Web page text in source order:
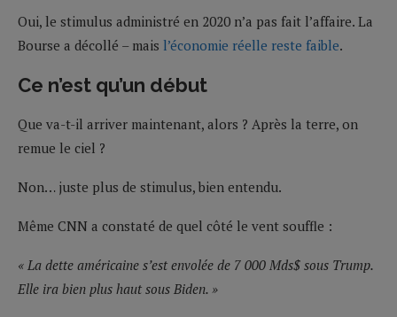
Oui, le stimulus administré en 2020 n’a pas fait l’affaire. La
Bourse a décollé – mais l’économie réelle reste faible.
Ce n’est qu’un début
Que va-t-il arriver maintenant, alors ? Après la terre, on
remue le ciel ?
Non… juste plus de stimulus, bien entendu.
Même CNN a constaté de quel côté le vent souffle :
« La dette américaine s’est envolée de 7 000 Mds$ sous Trump.
Elle ira bien plus haut sous Biden. »